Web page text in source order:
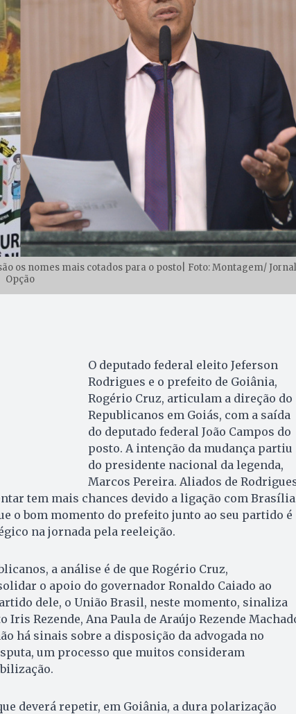
os nomes mais cotados para o posto| Foto: Montagem/ Jornal
Opção
O deputado federal eleito Jeferson
Rodrigues e o prefeito de Goiânia,
Rogério Cruz, articulam a direção do
Republicanos em Goiás, com a saída
do deputado federal João Campos do
posto. A intenção da mudança partiu
do presidente nacional da legenda,
Marcos Pereira. Aliados de
tem mais chances devido a ligação com
o bom momento do prefeito junto ao seu partido é
na jornada pela reeleição.
a análise é de que Rogério Cruz,
o apoio do governador Ronaldo Caiado ao
dele, o União Brasil, neste momento, sinaliza
Rezende, Ana Paula de Araújo Rezende
há sinais sobre a disposição da advogada no
um processo que muitos consideram
deverá repetir, em Goiânia, a dura polarização